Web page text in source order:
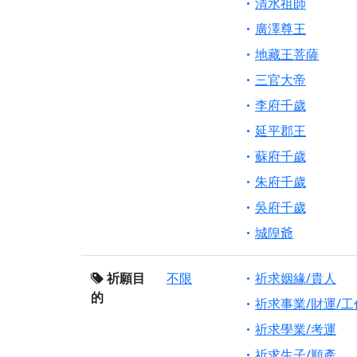
廣澤尊王
地藏王菩薩
三官大帝
李府千歲
延平郡王
蘇府千歲
朱府千歲
吳府千歲
城隍爺
祈願目
的
不限
祈求姻緣/貴人
祈求事業/財運/工
祈求學業/考運